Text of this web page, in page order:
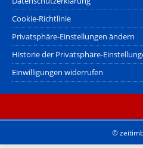
Cookie-Richtlinie
Privatsphäre-Einstellungen ändern
Historie der Privatsphäre-
Einwilligungen widerrufen
©